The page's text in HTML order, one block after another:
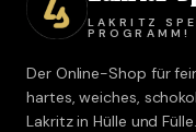
LAKRITZ
Der Online-Shop für
hartes, weiches,
Lakritz in Hülle und Fülle.